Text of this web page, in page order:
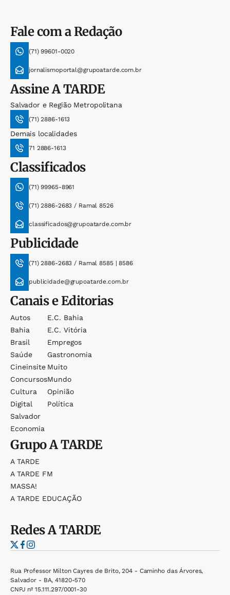
Fale com a Redação
(71) 99601-0020
jornalismoportal@grupoatarde.com.br
AssineA TARDE
Salvador e Região Metropolitana
(71) 2886-1613
Demais localidades
71 2886-1613
Classificados
(71) 99965-8961
(71) 2886-2683 / Ramal 8526
classificados@grupoatarde.com.br
Publicidade
(71) 2886-2683 / Ramal 8585 | 8586
publicidade@grupoatarde.com.br
Canais e Editorias
Autos
Bahia
Brasil
Saúde
Cineinsite
Concursos
Cultura
Digital
Salvador
Economia
E.c. Bahia
E.c. Vitória
Empregos
Gastronomia
Muito
Mundo
Opinião
Política
GrupoA TARDE
A TARDE
A TARDE FM
MASSA!
A TARDE EDUCAÇÃO
RedesA TARDE
Rua Professor Milton Cayres de Brito, 204 - Caminho das Árvores,
Salvador - BA, 41820-570
CNPJ nº 15.111.297/0001-30